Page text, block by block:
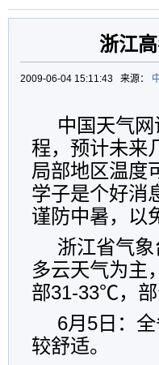
浙江
2009-06-04 15:11:43 来源：
中国天气
程，预计未来
局部地区温度
学子是个好消
谨防中暑，以
浙江省气
多云天气为主
部31-33℃，
6月5日：
较舒适。